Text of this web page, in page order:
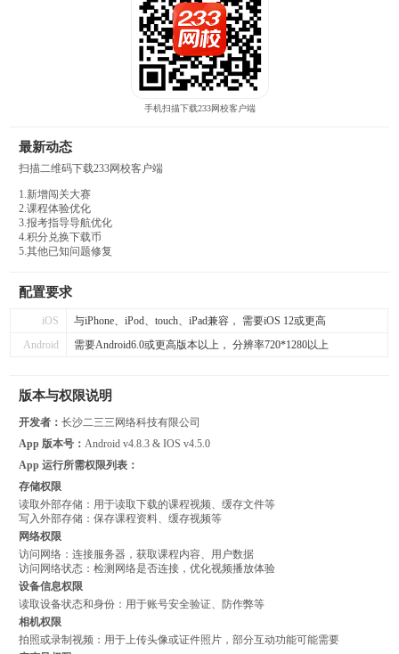
手机扫描下载233网校客户端
最新动态
扫描二维码下载233网校客户端
1.新增闯关大赛
2.课程体验优化
3.报考指导导航优化
4.积分兑换下载币
5.其他已知问题修复
配置要求
iOS
与iPhone、iPod、touch、iPad兼容， 需要iOS 12或更高
Android
需要Android6.0或更高版本以上， 分辨率720*1280以上
版本与权限说明
开发者：长沙二三三网络科技有限公司
App 版本号：Android v4.8.3 & IOS v4.5.0
App 运行所需权限列表：
存储权限
读取外部存储：用于读取下载的课程视频、缓存文件等
写入外部存储：保存课程资料、缓存视频等
网络权限
访问网络：连接服务器，获取课程内容、用户数据
访问网络状态：检测网络是否连接，优化视频播放体验
设备信息权限
读取设备状态和身份：用于账号安全验证、防作弊等
相机权限
拍照或录制视频：用于上传头像或证件照片，部分互动功能可能需要